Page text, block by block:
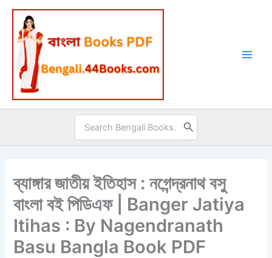
Skip
content
Search
for:
ব্যাঙ্গার জাতীয় ইতিহাস : নগেন্দ্রনাথ বসু
বাংলা বই পিডিএফ | Banger Jatiya
Itihas : By Nagendranath
Basu Bangla Book PDF